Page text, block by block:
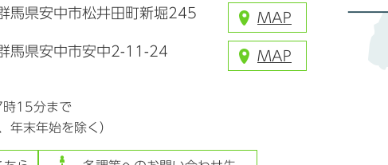
馬県安中市松井田町新堀245 MAP
馬県安中市安中2-11-24 MAP
15分まで
年末年始を除く）